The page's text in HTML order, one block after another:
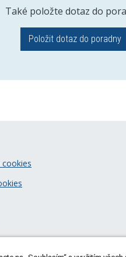
Také položte dotaz do
Položit dotaz do poradny
cookies